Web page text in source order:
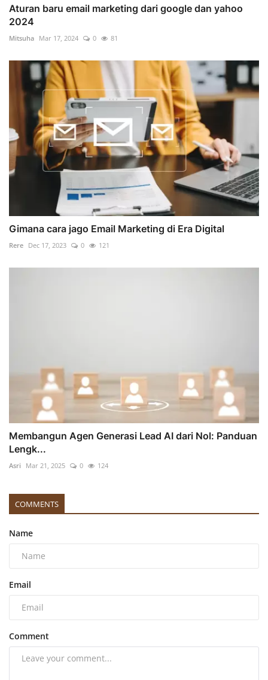
Aturan baru email marketing dari google dan yahoo
2024
Mitsuha Mar 17, 2024 0 81
Gimana cara jago Email Marketing di Era Digital
Rere Dec 17, 2023 0 121
Membangun Agen Generasi Lead AI dari Nol: Panduan
Lengk...
Asri Mar 21, 2025 0 124
COMMENTS
Name
Email
Comment